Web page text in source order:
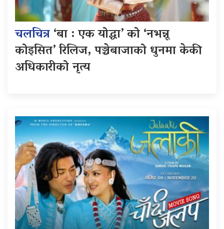
चलचित्र‘बा : एक योद्धा’ को ‘नभन्नू
कोइसित’ रिलिज, पञ्चेबाजाको धुनमा केकी
अधिकारीको नृत्य